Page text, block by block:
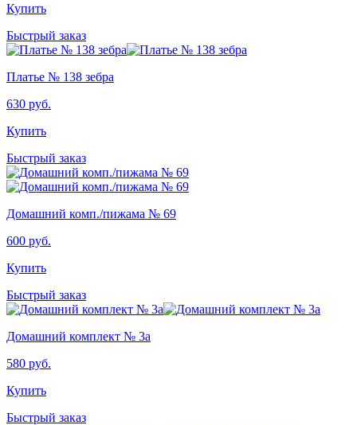
Купить
Быстрый заказ
Платье № 138 зебра
630 руб.
Купить
Быстрый заказ
Домашний комп./пижама № 69
600 руб.
Купить
Быстрый заказ
Домашний комплект № 3а
580 руб.
Купить
Быстрый заказ